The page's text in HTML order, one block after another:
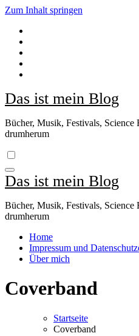
Zum Inhalt springen
Das ist mein Blog
Bücher, Musik, Festivals, Science
drumherum
Das ist mein Blog
Bücher, Musik, Festivals, Science
drumherum
Home
Impressum und
Über mich
Coverband
Startseite
Coverband